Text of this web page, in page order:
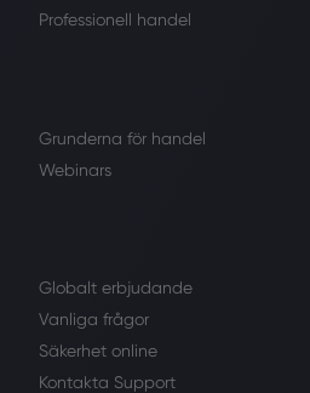
Professionell handel
Grunderna för handel
Webinars
Globalt erbjudande
Vanliga frågor
Säkerhet online
Kontakta Support